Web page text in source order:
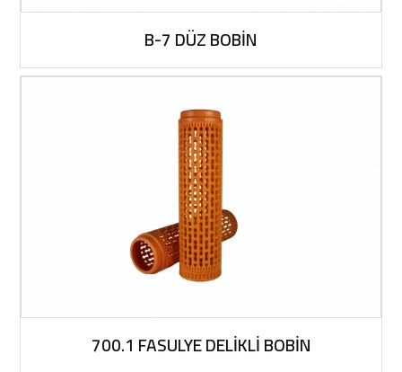
B-7 DÜZ BOBİN
700.1 FASULYE DELİKLİ BOBİN